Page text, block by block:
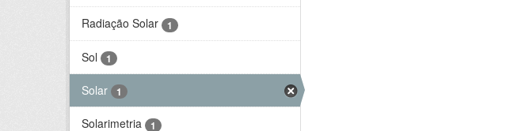
Radiação Solar 1
Sol 1
Solar 1
Solarimetria 1